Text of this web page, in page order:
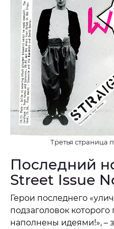
Третья страница
Последний
Street Issue
Герои последнего
подзаголовок которого
наполнены идеями!», –